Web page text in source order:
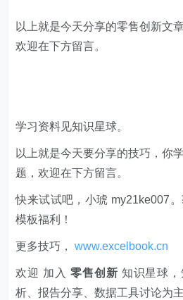
以上就是今天分享的零售创新文
欢迎在下方留言。
学习资料见知识星球。
以上就是今天要分享的技巧，你
题，欢迎在下方留言。
快来试试吧，小琥 my21ke007
模板福利​​​​！
更多技巧，www.excelbook.cn
欢迎 加入 零售创新 知识星球
析、报告分享、数据工具讨论为主